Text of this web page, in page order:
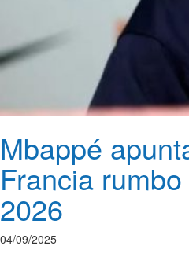
Mbappé
Francia
2026
04/09/2025